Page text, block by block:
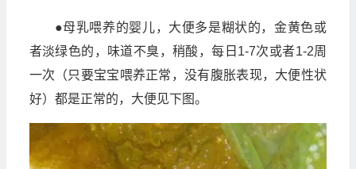
●母乳喂养的婴儿，大便多是糊状的，金黄色或
者淡绿色的，味道不臭，稍酸，每日1-7次或者1-2周
一次（只要宝宝喂养正常，没有腹胀表现，大便性状
好）都是正常的，大便见下图。